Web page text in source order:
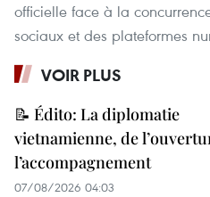
officielle face à la
sociaux et des plateformes
VOIR PLUS
📝 Édito: La diplomatie
vietnamienne, de
l’accompagnement
07/08/2026 04:03